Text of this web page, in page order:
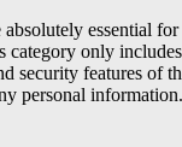
absolutely essential
only
security features of
personal information.